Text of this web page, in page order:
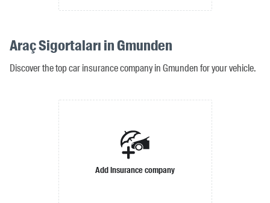
Araç Sigortaları in Gmunden
Discover the top car insurance company in Gmunden for your vehicle.
Add insurance company